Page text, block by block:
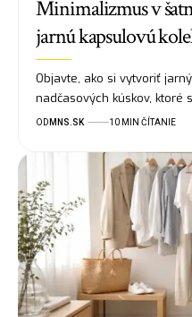
Minimalizmus v
jarnú kapsulovú
Objavte, ako si vytvoriť
nadčasových kúskov, ktoré
OD MNS.SK 10 MIN ČÍTANIE